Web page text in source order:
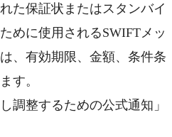
た保証状またはスタンバイ
めに使用されるSWIFTメッ
、有効期限、金額、条件条
す。
調整するための公式通知」